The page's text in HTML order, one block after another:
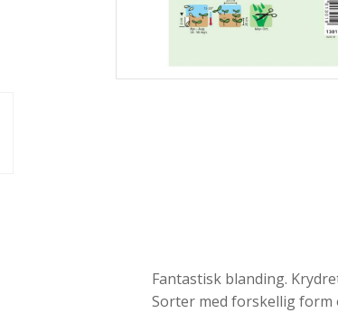
Fantastisk blanding.
Sorter med forskellig form